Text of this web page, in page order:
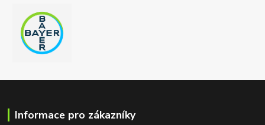
Informace pro zákazníky